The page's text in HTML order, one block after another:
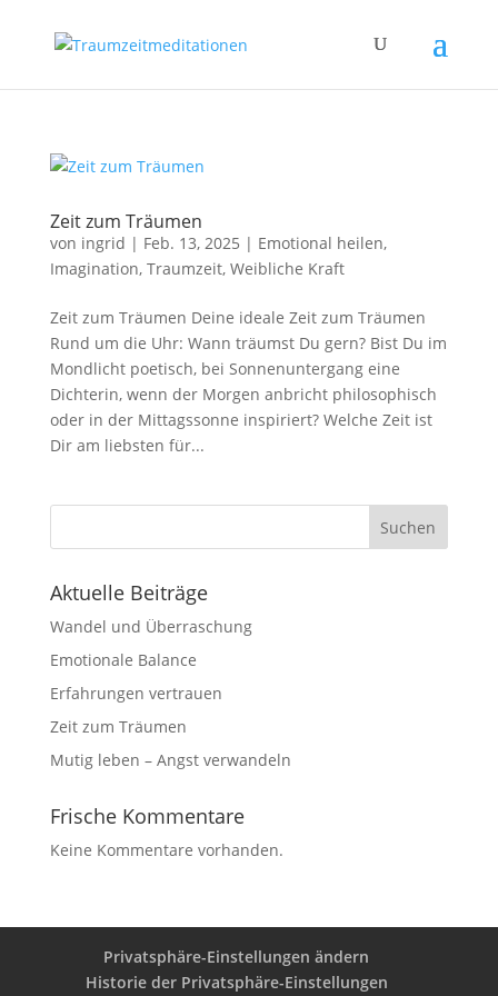
Zeit zum Träumen
von ingrid | Feb. 13, 2025 | Emotional heilen,
Imagination, Traumzeit, Weibliche Kraft
Zeit zum Träumen Deine ideale Zeit zum Träumen
Rund um die Uhr: Wann träumst Du gern? Bist Du im
Mondlicht poetisch, bei Sonnenuntergang eine
Dichterin, wenn der Morgen anbricht philosophisch
oder in der Mittagssonne inspiriert? Welche Zeit ist
Dir am liebsten für...
Suchen
Aktuelle Beiträge
Wandel und Überraschung
Emotionale Balance
Erfahrungen vertrauen
Zeit zum Träumen
Mutig leben – Angst verwandeln
Frische Kommentare
Keine Kommentare vorhanden.
Privatsphäre-Einstellungen ändern
Historie der Privatsphäre-Einstellungen